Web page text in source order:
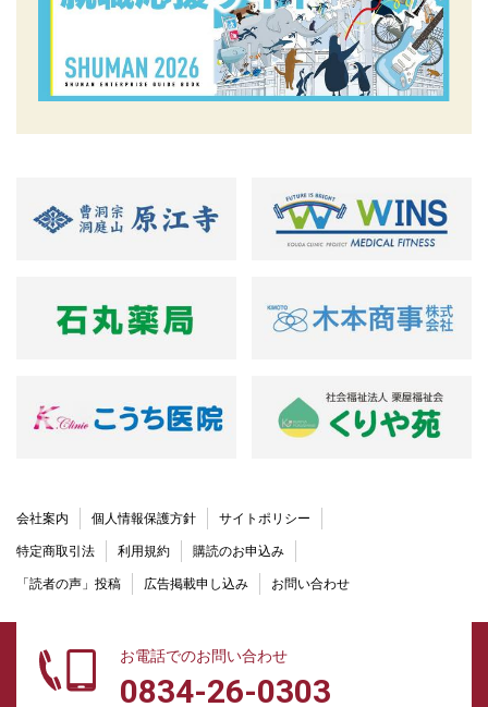
会社案内 個人情報保護方針 サイトポリシー
特定商取引法 利用規約 購読のお申込み
「読者の声」投稿 広告掲載申し込み お問い合わせ
お電話でのお問い合わせ
0834-26-0303